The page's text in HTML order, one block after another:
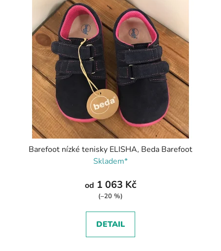
Barefoot nízké tenisky ELISHA, Beda Barefoot
Skladem*
od 1 063 Kč
(–20 %)
DETAIL